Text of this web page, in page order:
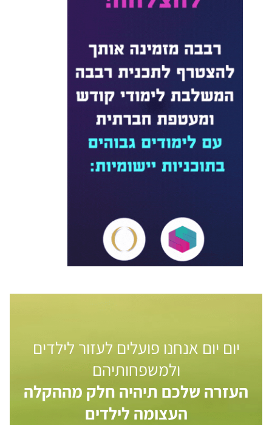
יום יום אנחנו פועלים לעזור לילדים
ולמשפחותיהם
העזרה שלכם תיהיה חלק מההקלה
העצומה לילדים